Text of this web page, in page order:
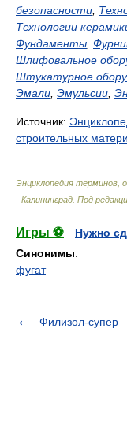
безопасности
Технологии
Фундаменты
Шлифовальное
Штукатурное
Эмали Эмульсии
Источник:
строительных
Энциклопедия терминов,
- Калининград Под
Игры ⚽
Нужно
Синонимы:
фугат
Филизол-супер